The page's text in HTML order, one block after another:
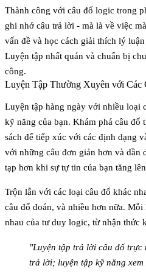
Thành công với câu đố logic trong
ghi nhớ câu trả lời - mà là về việc
vấn đề và học cách giải thích lý
Luyện tập nhất quán và chuẩn bị
công.
Luyện Tập Thường Xuyên với Các
Luyện tập hàng ngày với nhiều loại
kỹ năng của bạn. Khám phá câu đố
sách để tiếp xúc với các định dạng
với những câu đơn giản hơn và dần
tạp hơn khi sự tự tin của bạn tăng
Trộn lẫn với các loại câu đố khác
câu đố đoán, và nhiều hơn nữa.
nhau của tư duy logic, từ nhận thức
"Luyện tập trả lời câu đố
trả lời; luyện tập kỹ năng